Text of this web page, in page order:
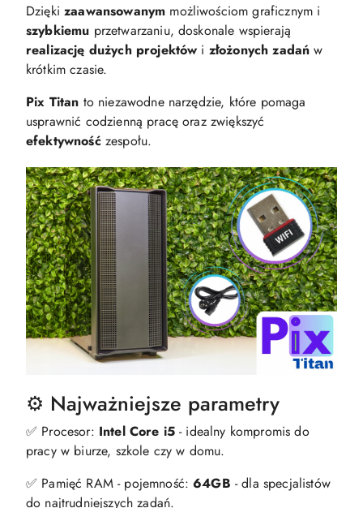
Dziękizaawansowanym możliwościom graficznym i
szybkiemu przetwarzaniu, doskonale wspierają
realizację dużych projektów i złożonych zadańw
krótkim czasie.
Pix Titan to niezawodne narzędzie, które pomaga
usprawnić codzienną pracę oraz zwiększyć
efektywnośćzespołu.
⚙️ Najważniejsze parametry
✅ Procesor: Intel Core i5 - idealny kompromis do
pracy w biurze, szkole czy w domu.
✅ Pamięć RAM - pojemność:64GB - dla specjalistów
do najtrudniejszych zadań.